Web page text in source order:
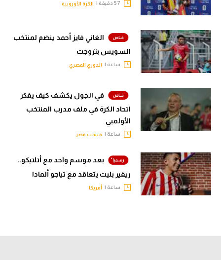
الكرة الأوروبية
الغاني فايز أحمد ينضم لمنتخب
السويس بتروجت
ساعة | الدوري المصري
في الجول يكشف كيف يفكر
اتحاد الكرة في ملف مدرب المنتخب
الأولمبي
ساعة | منتخب مصر
بعد موسم واحد مع أتلتيكو..
ريفير بليت يتعاقد مع تياجو ألمادا
ساعة | أمريكا